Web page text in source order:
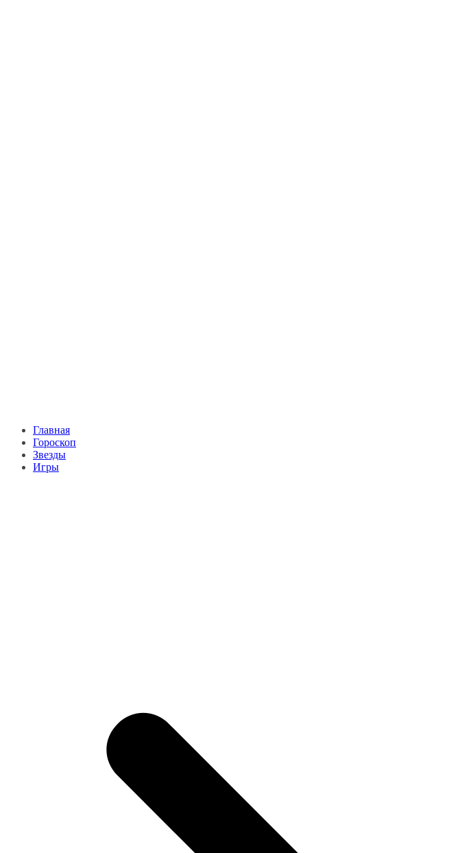
Главная
Гороскоп
Звезды
Игры